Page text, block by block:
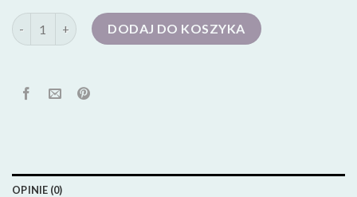
ilość sandały na koturnieDODAJ DO KOSZYKA
OPINIE (0)